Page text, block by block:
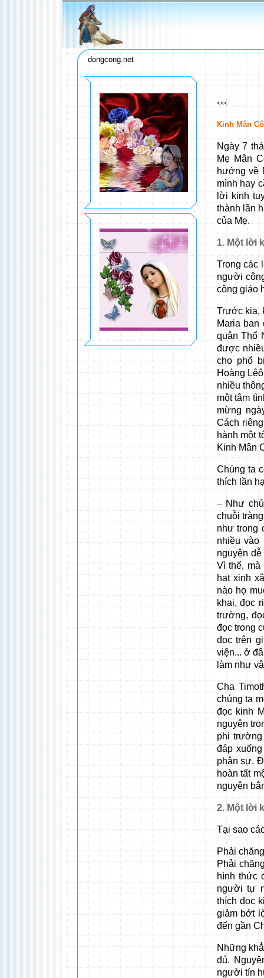
dongcong.net
<<<
Kinh Mân
Ngày 7
Mẹ Mân
hướng về
mình hay
lời kinh
thành lần
của Mẹ.
1. Một lời
Trong các
người
công giáo
Trước kia,
Maria
quân Thổ
được
cho phổ
Hoàng
nhiều
một tâm
mừng
Cách
hành một
Kinh Mân
Chúng ta
thích lần
– Như
chuỗi
như trong
nhiều vào
nguyện
Vì thế,
hạt xinh
nào họ
khai, đọc
trường,
đọc trong
đọc trên
viện... ở
làm như
Cha
chúng ta
đọc kinh
nguyện
phi
đáp
phận sự.
hoàn tất
nguyện
2. Một lời
Tại sao
Phải
Phải
hình thức
người tự
thích đọc
giảm bớt
đến gần
Những
đủ.
người tín